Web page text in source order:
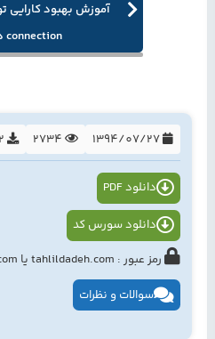
connection در PHP
1394/07/27
1942
دانلود PDF
دانلود سورس کد
رمز عبور : tahlildadeh.com یا www.tahlildadeh.com
سوالات و نظرات